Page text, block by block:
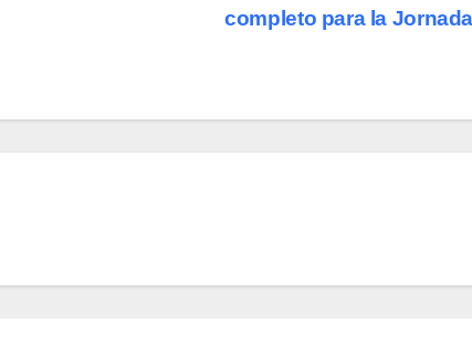
completo para la